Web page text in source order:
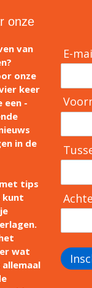
onze
van
onze
keer
een -
in de
tips
kunt
wat
E-